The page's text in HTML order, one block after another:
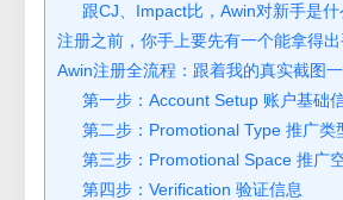
跟CJ、Impact比，Awin对新手是什
注册之前，你手上要先有一个能拿得
Awin注册全流程：跟着我的真实截图
第一步：Account Setup 账户基础
第二步：Promotional Type 推广类
第三步：Promotional Space 推广
第四步：Verification 验证信息